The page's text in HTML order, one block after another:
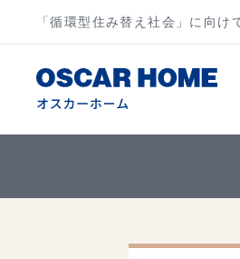
「循環型住み替え社会」に向け